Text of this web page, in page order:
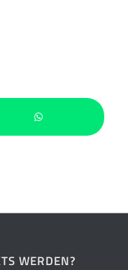
WERDEN?